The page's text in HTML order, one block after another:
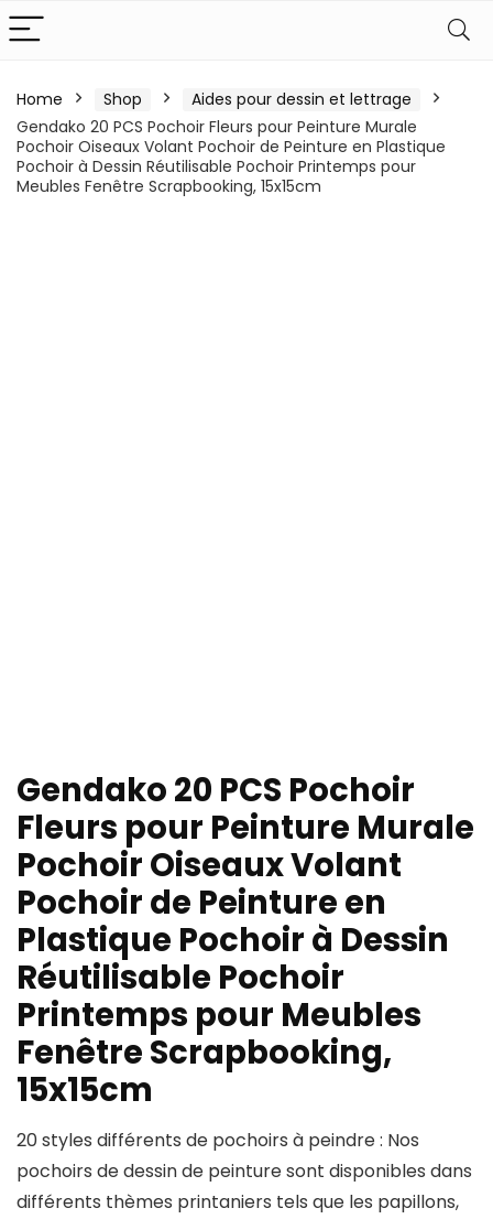
Home Shop
Aides pour dessin et lettrage
Gendako 20 PCS Pochoir Fleurs pour Peinture Murale
Pochoir Oiseaux Volant Pochoir de Peinture en Plastique
Pochoir à Dessin Réutilisable Pochoir Printemps pour
Meubles Fenêtre Scrapbooking, 15x15cm
Gendako 20 PCS Pochoir
Fleurs pour Peinture Murale
Pochoir Oiseaux Volant
Pochoir de Peinture en
Plastique Pochoir à Dessin
Réutilisable Pochoir
Printemps pour Meubles
Fenêtre Scrapbooking,
15x15cm
20 styles différents de pochoirs à peindre : Nos
pochoirs de dessin de peinture sont disponibles dans
différents thèmes printaniers tels que les papillons,